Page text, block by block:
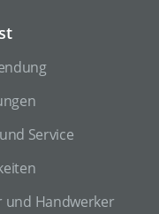
Service
und Handwerker